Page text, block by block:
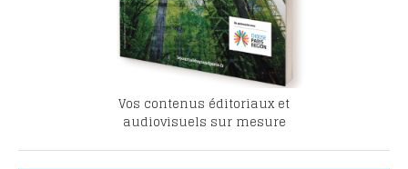
Vos contenus éditoriaux et
audiovisuels sur mesure